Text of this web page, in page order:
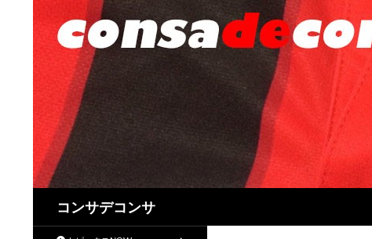
コンサデコンサ